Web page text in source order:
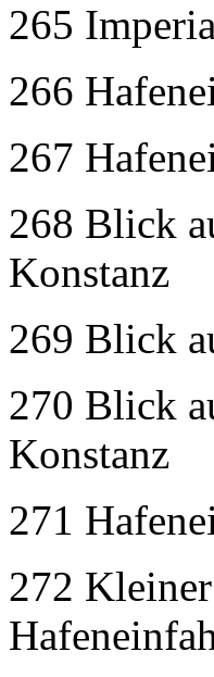
265
266
267
268 Blick
Konstanz
269 Blick
270 Blick
Konstanz
271
272